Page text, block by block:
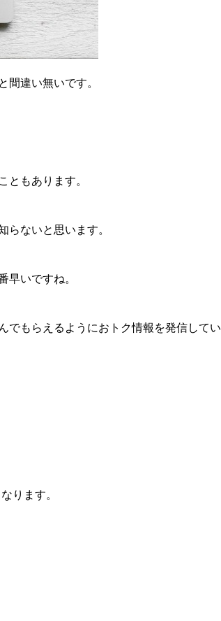
間違い無いです。
ともあります。
らないと思います。
早いですね。
でもらえるようにおトク情報を発信してい
ります。